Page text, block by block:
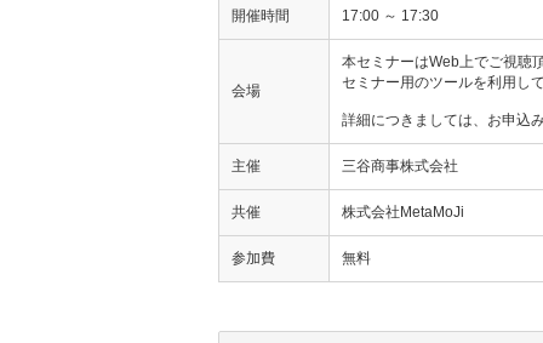
開催時間 17:00 ～ 17:30
会場
本セミナーはWeb上でご視聴
セミナー用のツールを利用し
詳細につきましては、お申込
主催 三谷商事株式会社
共催 株式会社MetaMoJi
参加費 無料